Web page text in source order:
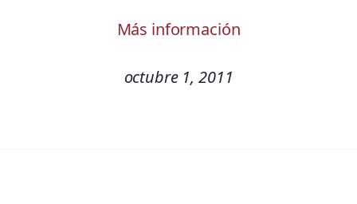
Más información
octubre 1, 2011